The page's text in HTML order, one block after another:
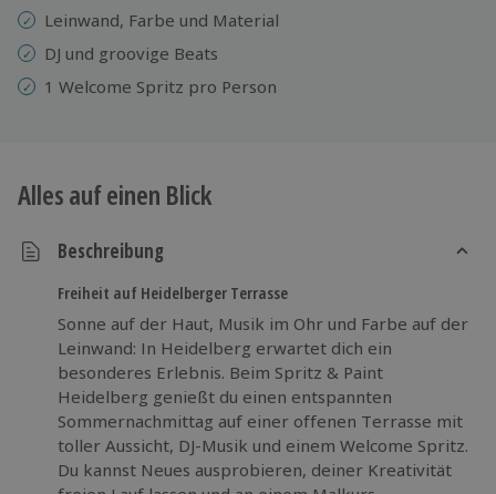
Leinwand, Farbe und Material
DJ und groovige Beats
1 Welcome Spritz pro Person
Alles auf einen Blick
Beschreibung
Freiheit auf Heidelberger Terrasse
Sonne auf der Haut, Musik im Ohr und Farbe auf der
Leinwand: In Heidelberg erwartet dich ein
besonderes Erlebnis. Beim Spritz & Paint
Heidelberg genießt du einen entspannten
Sommernachmittag auf einer offenen Terrasse mit
toller Aussicht, DJ-Musik und einem Welcome Spritz.
Du kannst Neues ausprobieren, deiner Kreativität